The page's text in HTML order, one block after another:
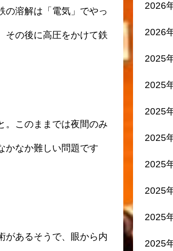
の溶解は「電気」でやっ
その後に高圧をかけて鉄
。このままでは夜間のみ
かなか難しい問題です
あるそうで、眼から内
2026
2026
2025
2025
2025
2025
2025
2025
2025
2025